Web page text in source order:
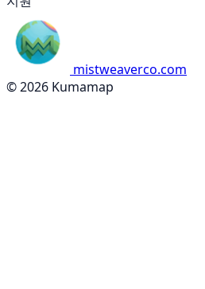
mistweaverco.com
© 2026 Kumamap